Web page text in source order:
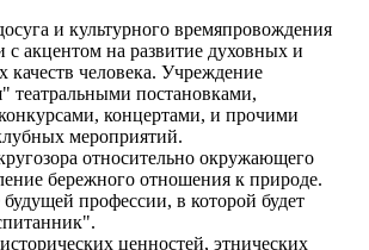
и культурного времяпровождения
с акцентом на развитие духовных и
качеств человека. Учреждение
театральными постановками,
концертами, и прочими
мероприятий.
относительно окружающего
бережного отношения к природе.
профессии, в которой будет
ценностей, этнических